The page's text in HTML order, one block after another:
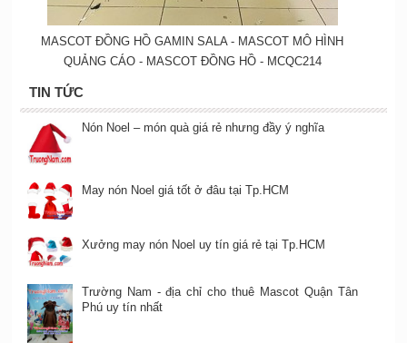
MASCOT ĐỒNG HỒ GAMIN SALA - MASCOT MÔ HÌNH
QUẢNG CÁO - MASCOT ĐỒNG HỒ - MCQC214
TIN TỨC
Nón Noel – món quà giá rẻ nhưng đầy ý nghĩa
May nón Noel giá tốt ở đâu tại Tp.HCM
Xưởng may nón Noel uy tín giá rẻ tại Tp.HCM
Trường Nam - địa chỉ cho thuê Mascot Quận Tân
Phú uy tín nhất